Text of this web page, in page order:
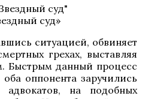
суд»
ситуацией, обвиняет
грехах, выставляя
Быстрым данный процесс
оппонента заручились
адвокатов, на подобных